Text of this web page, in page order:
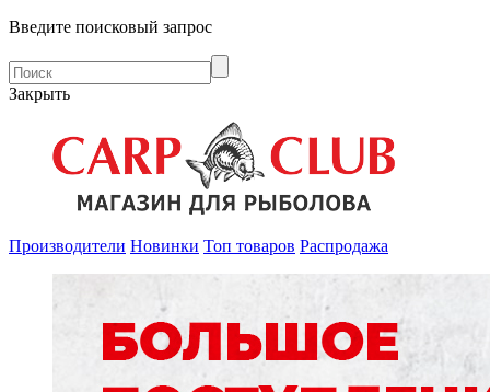
Введите поисковый запрос
Закрыть
Производители Новинки Топ товаров Распродажа